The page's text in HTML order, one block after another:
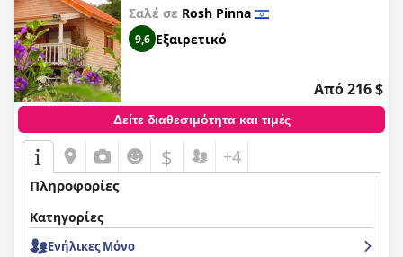
Σαλέ σε Rosh Pinna
9,6 Εξαιρετικό
Από 216 $
Δείτε διαθεσιμότητα και τιμές
$ +4
Πληροφορίες
Κατηγορίες
Ενήλικες Μόνο